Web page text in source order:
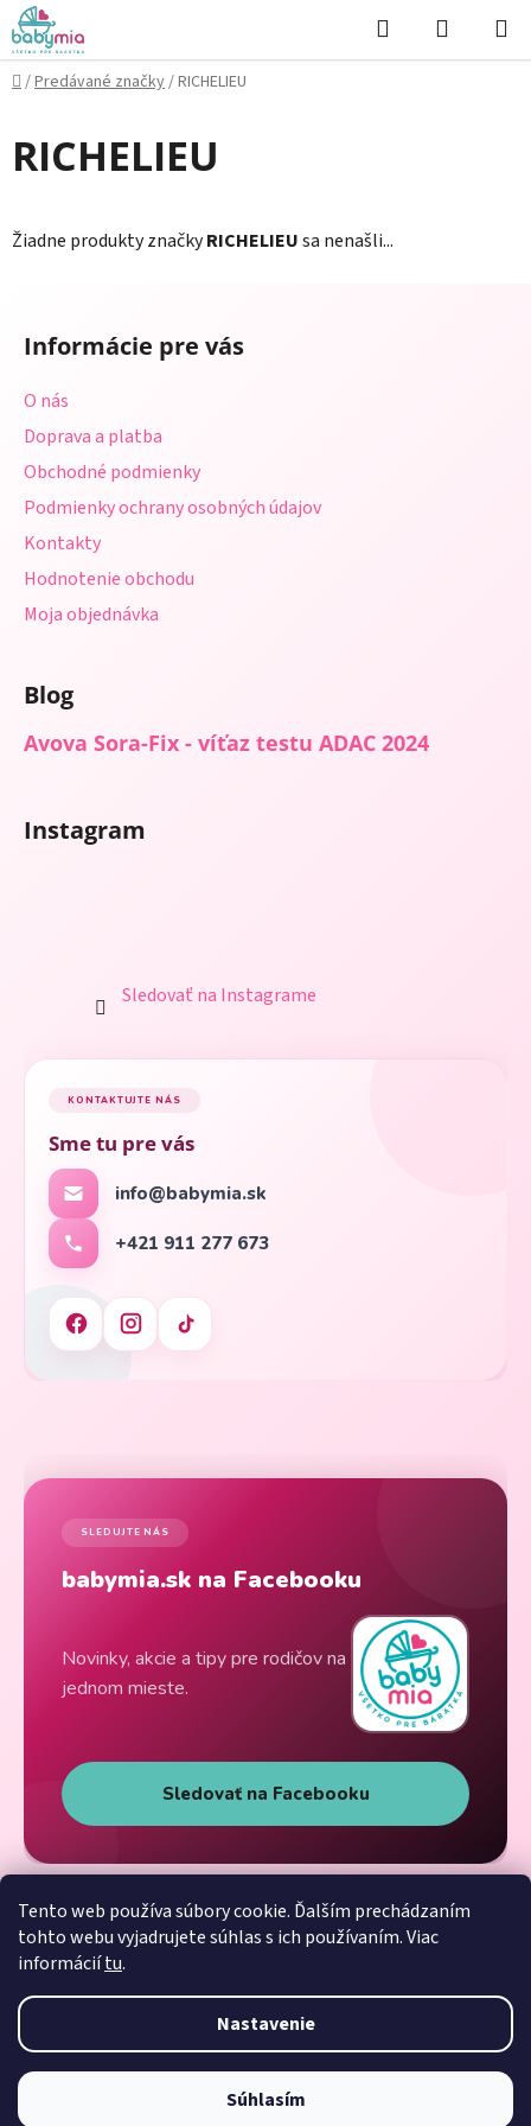
Tento web používa súbory cookie. Ďalším prechádzaním
tohto webu vyjadrujete súhlas s ich používaním. Viac
informáciítu.
Nastavenie
Súhlasím
Prejsť
na
obsah
Hľadať
KOŠÍK
Domov
/Predávané značky/RICHELIEU
RICHELIEU
Žiadne produkty značkyRICHELIEUsa nenašli...
Informácie pre vás
O nás
Doprava a platba
Obchodné podmienky
Podmienky ochrany osobných údajov
Kontakty
Hodnotenie obchodu
Moja objednávka
Blog
Avova Sora-Fix - víťaz testu ADAC 2024
Instagram
Sledovať na Instagrame
KONTAKTUJTE NÁS
Sme tu pre vás
info@babymia.sk
+421 911 277 673
SLEDUJTE NÁS
babymia.sk na Facebooku
Novinky, akcie a tipy pre rodičov na
jednom mieste.
Sledovať na Facebooku
Vytvoril Shoptet